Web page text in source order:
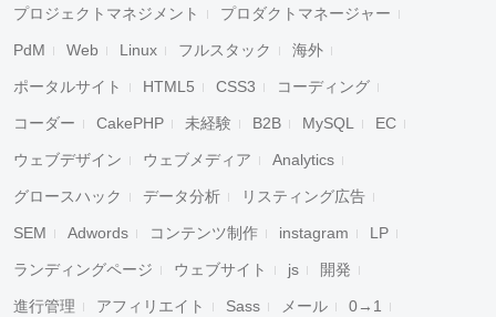
プロジェクトマネジメント プロダクトマネージャー
PdM Web Linux フルスタック 海外
ポータルサイト HTML5 CSS3 コーディング
コーダー CakePHP 未経験 B2B MySQL EC
ウェブデザイン ウェブメディア Analytics
グロースハック データ分析 リスティング広告
SEM Adwords コンテンツ制作 instagram LP
ランディングページ ウェブサイト js 開発
進行管理 アフィリエイト Sass メール 0→1